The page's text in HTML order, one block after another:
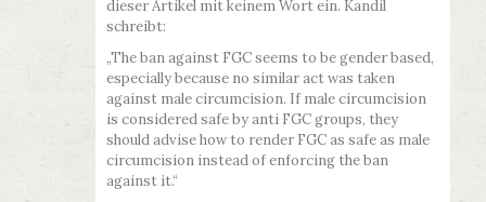
dieser Artikel mit keinem Wort ein. Kandil
schreibt:
„The ban against FGC seems to be gender based,
especially because no similar act was taken
against male circumcision. If male circumcision
is considered safe by anti FGC groups, they
should advise how to render FGC as safe as male
circumcision instead of enforcing the ban
against it.“